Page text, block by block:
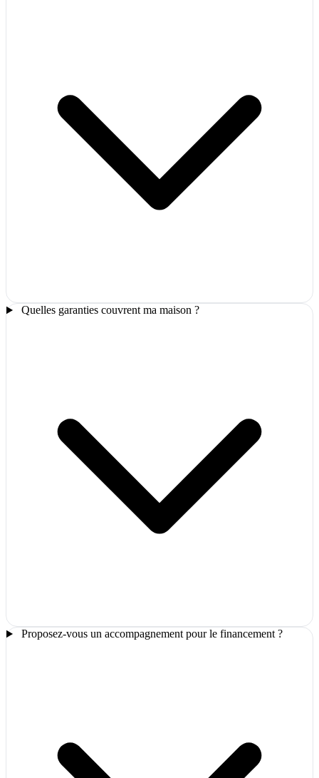
Quelles garanties couvrent ma maison ?
Proposez-vous un accompagnement pour le financement ?